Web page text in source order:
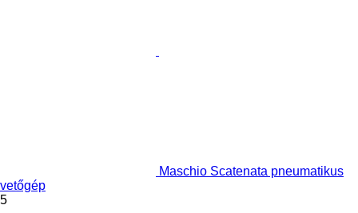
Maschio Scatenata pneumatikus
vetőgép
5